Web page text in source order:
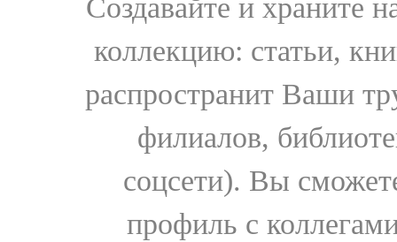
Создавайте и храните
коллекцию: статьи,
распространит Ваши
филиалов,
соцсети). Вы
профиль с